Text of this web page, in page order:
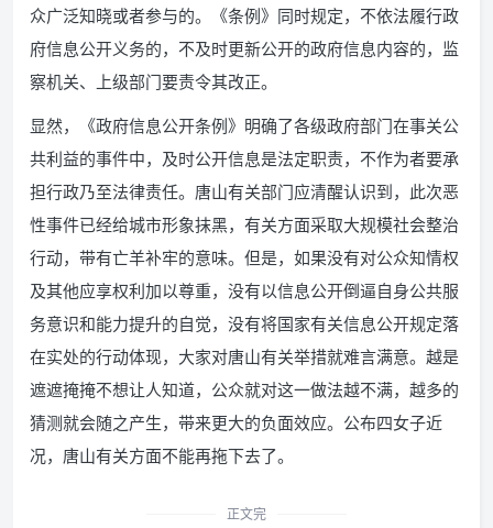
众广泛知晓或者参与的。《条例》同时规定，不依法履行政
府信息公开义务的，不及时更新公开的政府信息内容的，监
察机关、上级部门要责令其改正。
显然，《政府信息公开条例》明确了各级政府部门在事关公
共利益的事件中，及时公开信息是法定职责，不作为者要承
担行政乃至法律责任。唐山有关部门应清醒认识到，此次恶
性事件已经给城市形象抹黑，有关方面采取大规模社会整治
行动，带有亡羊补牢的意味。但是，如果没有对公众知情权
及其他应享权利加以尊重，没有以信息公开倒逼自身公共服
务意识和能力提升的自觉，没有将国家有关信息公开规定落
在实处的行动体现，大家对唐山有关举措就难言满意。越是
遮遮掩掩不想让人知道，公众就对这一做法越不满，越多的
猜测就会随之产生，带来更大的负面效应。公布四女子近
况，唐山有关方面不能再拖下去了。
正文完